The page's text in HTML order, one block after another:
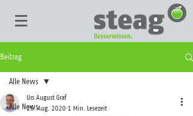
Beitrag
Alle News
Alle News
Urs August Graf
25. Aug. 2020 1 Min. Lesezeit